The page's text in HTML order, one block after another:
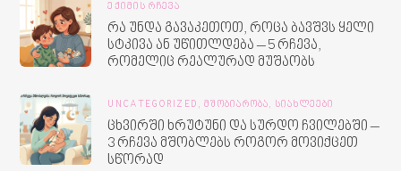
ᲔᲥᲘᲛᲘᲡ ᲠᲩᲔᲕᲐ
რა უნდა გავაკეთოთ, როცა ბავშვს ყელი
სტკივა ან უწითლდება – 5 რჩევა,
რომელიც რეალურად მუშაობს
UNCATEGORIZED, ᲛᲨᲝᲑᲘᲐᲠᲝᲑᲐ, ᲡᲘᲐᲮᲚᲔᲔᲑᲘ
ცხვირში ხრუტუნი და სურდო ჩვილებში –
3 რჩევა მშობლებს როგორ მოვიქცეთ
სწორად